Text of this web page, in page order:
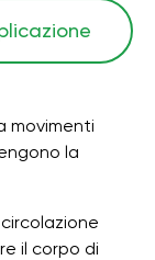
movimenti
la
il corpo di